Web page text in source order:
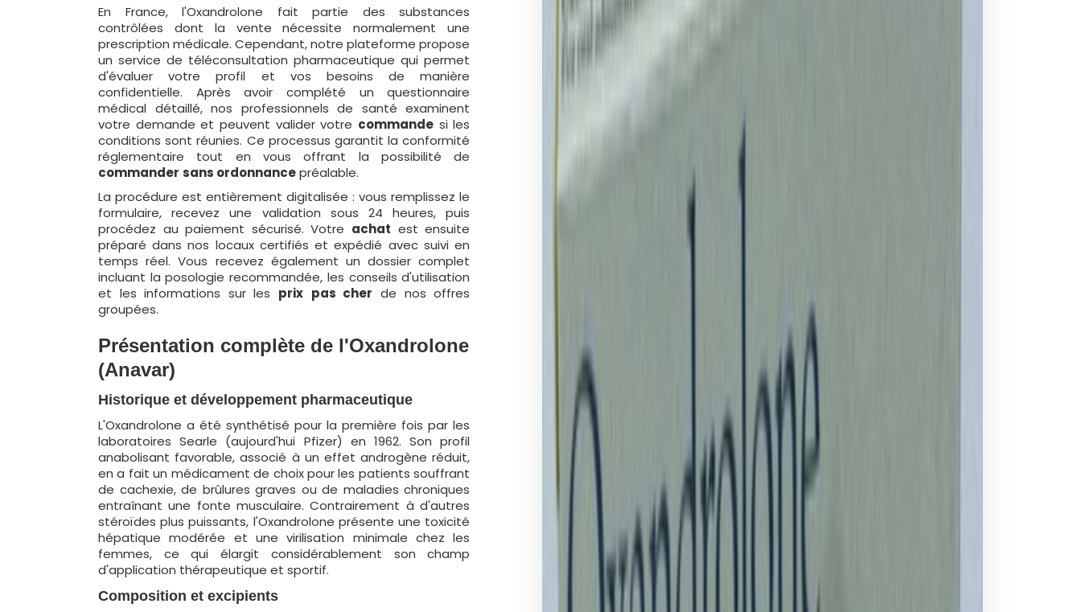
En France, l'Oxandrolone fait partie des substances
contrôlées dont la vente nécessite normalement une
prescription médicale. Cependant, notre plateforme propose
un service de téléconsultation pharmaceutique qui permet
d'évaluer votre profil et vos besoins de manière
confidentielle. Après avoir complété un questionnaire
médical détaillé, nos professionnels de santé examinent
votre demande et peuvent valider votre commandesi les
conditions sont réunies. Ce processus garantit la conformité
réglementaire tout en vous offrant la possibilité de
commander sans ordonnancepréalable.
La procédure est entièrement digitalisée : vous remplissez le
formulaire, recevez une validation sous 24 heures, puis
procédez au paiement sécurisé. Votre achat est ensuite
préparé dans nos locaux certifiés et expédié avec suivi en
temps réel. Vous recevez également un dossier complet
incluant la posologie recommandée, les conseils d'utilisation
et les informations sur les prix pas cher de nos offres
groupées.
Présentation complète de l'Oxandrolone
(Anavar)
Historique et développement pharmaceutique
L'Oxandrolone a été synthétisé pour la première fois par les
laboratoires Searle (aujourd'hui Pfizer) en 1962. Son profil
anabolisant favorable, associé à un effet androgène réduit,
en a fait un médicament de choix pour les patients souffrant
de cachexie, de brûlures graves ou de maladies chroniques
entraînant une fonte musculaire. Contrairement à d'autres
stéroïdes plus puissants, l'Oxandrolone présente une toxicité
hépatique modérée et une virilisation minimale chez les
femmes, ce qui élargit considérablement son champ
d'application thérapeutique et sportif.
Composition et excipients